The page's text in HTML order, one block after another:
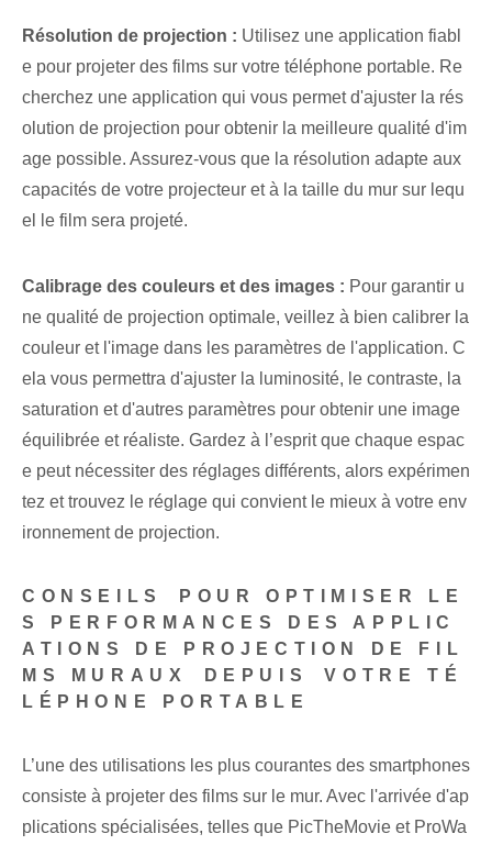
Résolution de projection : Utilisez une application fiabl
e pour projeter des films sur votre téléphone portable. Re
cherchez une application qui vous permet d'ajuster la rés
olution de projection pour obtenir la meilleure qualité d'im
age possible. ‍Assurez-vous que la résolution ‍adapte aux
capacités de votre ⁢projecteur et à la taille du mur sur lequ
el le film sera projeté.
Calibrage des couleurs et des images : Pour garantir u
ne qualité de projection optimale, veillez à bien calibrer la
couleur et l'image dans les paramètres de l'application. C
ela vous permettra d'ajuster la luminosité, le contraste, la
saturation et d'autres paramètres pour obtenir une image
équilibrée et réaliste. Gardez à l’esprit que chaque espac
e peut nécessiter des réglages différents, alors expérimen
tez et trouvez le réglage qui convient le mieux à votre env
ironnement de projection.
CONSEILS⁢ POUR OPTIMISER LE
S PERFORMANCES DES APPLIC
ATIONS DE PROJECTION DE FIL
MS MURAUX⁤ DEPUIS⁣ VOTRE TÉ
LÉPHONE PORTABLE
L’une des utilisations les plus courantes des smartphones
consiste à projeter des films sur le mur. Avec l'arrivée d'ap
plications spécialisées, telles que PicTheMovie et ProWa